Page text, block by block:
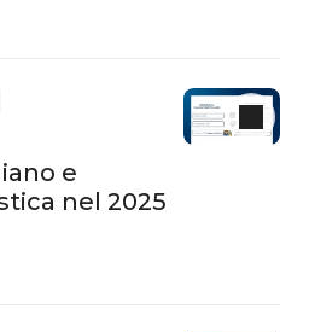
e
nel 2025